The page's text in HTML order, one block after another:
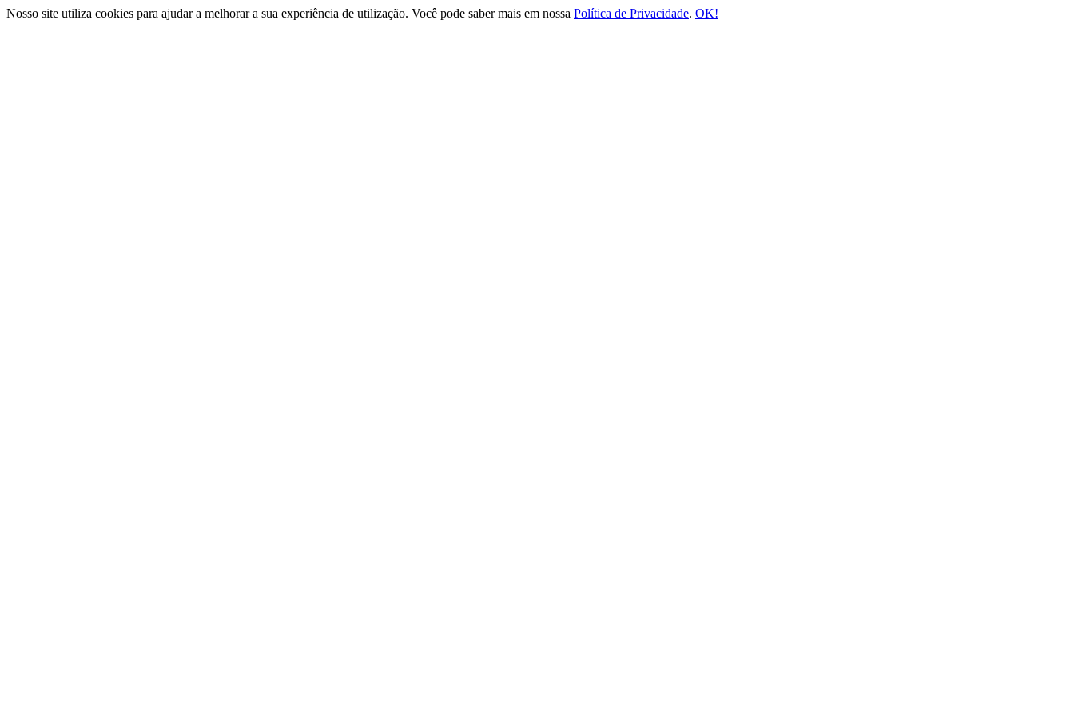
Nosso site utiliza cookies para ajudar a melhorar a sua experiência de utilização. Você pode saber mais em nossa Política de Privacidade. OK!